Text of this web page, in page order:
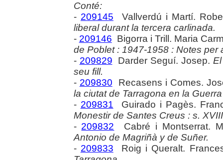
Conté:
- 209145 Vallverdú i Martí.
liberal durant la tercera carlinada.
- 209146 Bigorra i Trill. Maria
de Poblet : 1947-1958 : Notes per
- 209829 Darder Seguí. Josep.
seu fill.
- 209830 Recasens i Comes.
la ciutat de Tarragona en la
- 209831 Guirado i Pagès.
Monestir de Santes Creus : s.
- 209832 Cabré i Montserrat.
Antonio de Magriñà y de Suñer.
- 209833 Roig i Queralt.